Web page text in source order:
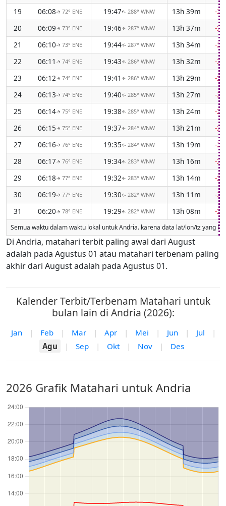
19
06:08↑72° ENE 19:47↑ 288° WNW 13h 39m
-
20
06:09↑73° ENE 19:46↑ 287° WNW 13h 37m
-
21
06:10↑73° ENE 19:44↑ 287° WNW 13h 34m
-
22
06:11 ↑ 74° ENE 19:43↑ 286° WNW 13h 32m
-
23
06:12↑ 74° ENE 19:41 ↑ 286° WNW 13h 29m
-
24
06:13↑ 74° ENE 19:40↑ 285° WNW 13h 27m
-
25
06:14↑ 75° ENE 19:38↑ 285° WNW 13h 24m
-
26
06:15↑ 75° ENE 19:37↑ 284° WNW 13h 21m
-
27
06:16↑ 76° ENE 19:35↑ 284° WNW 13h 19m
-
28
06:17↑ 76° ENE 19:34↑ 283° WNW 13h 16m
-
29
06:18↑ 77° ENE 19:32↑ 283° WNW 13h 14m
-
30
06:19↑ 77° ENE 19:30↑ 282° WNW 13h 11m
-
31
06:20↑ 78° ENE 19:29↑ 282° WNW 13h 08m -
Semua waktu dalam waktu lokal untuk Andria. karena data lat/lon/tz yang
Di Andria, matahari terbit paling awal dari August
adalah pada Agustus 01 atau matahari terbenam paling
akhir dari August adalah pada Agustus 01.
Kalender Terbit/Terbenam Matahari untuk
bulan lain di Andria (2026):
Jan | Feb | Mar | Apr | Mei | Jun | Jul
|
Agu
| Sep | Okt | Nov | Des
2026 Grafik Matahari untuk Andria